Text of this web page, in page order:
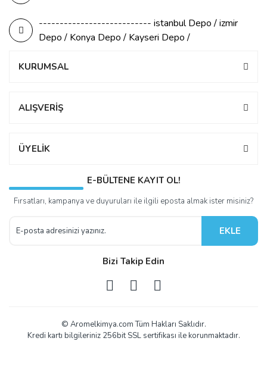
--------------------------- istanbul Depo / izmir
Depo / Konya Depo / Kayseri Depo /
KURUMSAL
ALIŞVERİŞ
ÜYELİK
E-BÜLTENE KAYIT OL!
Fırsatları, kampanya ve duyuruları ile ilgili eposta almak ister misiniz?
EKLE
Bizi Takip Edin
© Aromelkimya.com Tüm Hakları Saklıdır.
Kredi kartı bilgileriniz 256bit SSL sertifikası ile korunmaktadır.